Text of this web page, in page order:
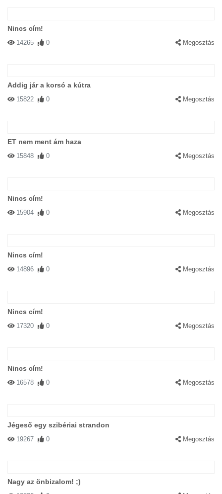
Nincs cím!
14265 0 Megosztás
Addig jár a korsó a kútra
15822 0 Megosztás
ET nem ment ám haza
15848 0 Megosztás
Nincs cím!
15904 0 Megosztás
Nincs cím!
14896 0 Megosztás
Nincs cím!
17320 0 Megosztás
Nincs cím!
16578 0 Megosztás
Jégeső egy szibériai strandon
19267 0 Megosztás
Nagy az önbizalom! ;)